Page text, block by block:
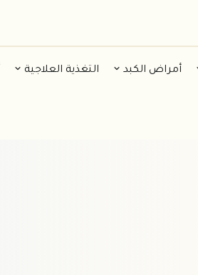
أمراض الكبد التغذية العلاجية